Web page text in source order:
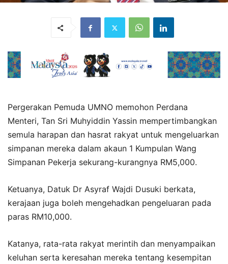
Pergerakan Pemuda UMNO memohon Perdana
Menteri, Tan Sri Muhyiddin Yassin mempertimbangkan
semula harapan dan hasrat rakyat untuk mengeluarkan
simpanan mereka dalam akaun 1 Kumpulan Wang
Simpanan Pekerja sekurang-kurangnya RM5,000.
Ketuanya, Datuk Dr Asyraf Wajdi Dusuki berkata,
kerajaan juga boleh mengehadkan pengeluaran pada
paras RM10,000.
Katanya, rata-rata rakyat merintih dan menyampaikan
keluhan serta keresahan mereka tentang kesempitan